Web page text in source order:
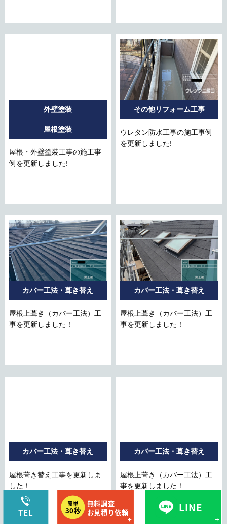
外壁塗装
屋根塗装
屋根・外壁塗装工事の施工事
例を更新しました!
その他リフォーム工事
ウレタン防水工事の施工事例
を更新しました!
カバー工法・葺き替え
屋根上葺き（カバー工法）工
事を更新しました！
カバー工法・葺き替え
屋根上葺き（カバー工法）工
事を更新しました！
カバー工法・葺き替え
屋根葺き替え工事を更新しま
した！
カバー工法・葺き替え
屋根上葺き（カバー工法）工
事を更新しました！